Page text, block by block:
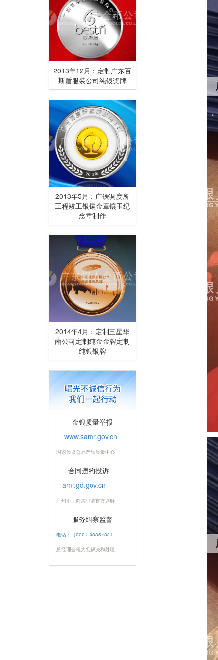
2013年12月：定制广东百
斯盾服装公司纯银奖牌
2013年5月：广铁调度所
工程竣工银镶金章镶玉纪
念章制作
2014年4月：定制三星华
南公司定制纯金金牌定制
纯银银牌
金银质量举报
www.samr.gov.cn
国家质监总局产品质量中心
合同违约投诉
amr.gd.gov.cn
广州市工商局申请官方调解
服务纠察监督
电话：（020）38354381
总经理全程为您解决和处理